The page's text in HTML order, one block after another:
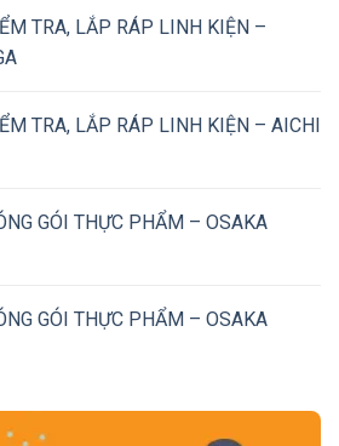
TRA, LẮP RÁP LINH KIỆN –
TRA, LẮP RÁP LINH KIỆN – AICHI
GÓI THỰC PHẨM – OSAKA
GÓI THỰC PHẨM – OSAKA